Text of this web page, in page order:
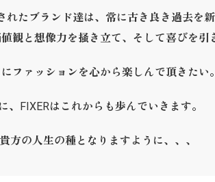
たブランド達は、常に古き良き過去を
観と想像力を掻き立て、そして喜びを引
ファッションを心から楽しんで頂きたい
、FIXERはこれからも歩んでいきます。
方の人生の種となりますように、、、